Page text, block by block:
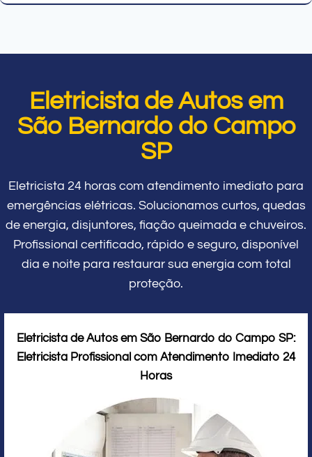
Eletricista de Autos em
São Bernardo do Campo
SP
Eletricista 24 horas com atendimento imediato para
emergências elétricas. Solucionamos curtos, quedas
de energia, disjuntores, fiação queimada e chuveiros.
Profissional certificado, rápido e seguro, disponível
dia e noite para restaurar sua energia com total
proteção.
Eletricista de Autos em São Bernardo do Campo SP:
Eletricista Profissional com Atendimento Imediato 24
Horas